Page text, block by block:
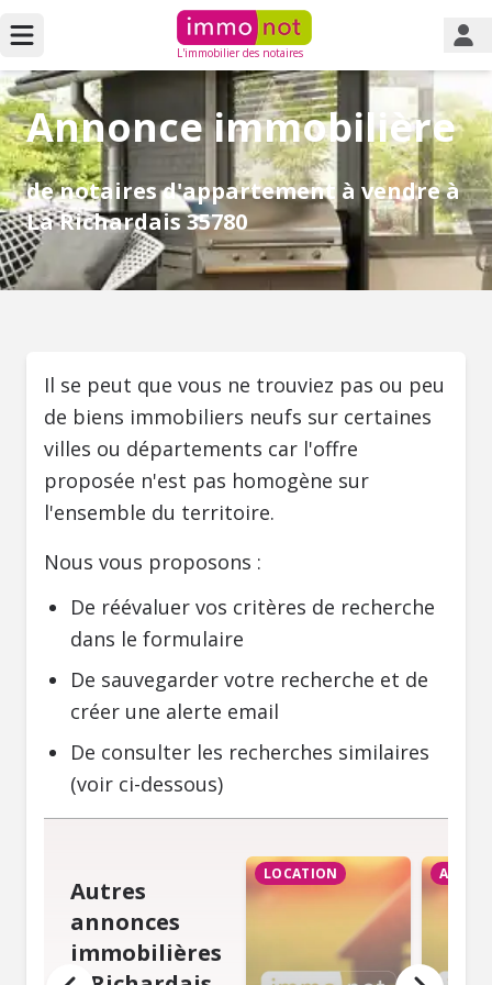
L'immobilier des notaires
Annonce immobilière
de notaires d'appartement à vendre à
La Richardais 35780
Il se peut que vous ne trouviez pas ou peu
de biens immobiliers neufs sur certaines
villes ou départements car l'offre
proposée n'est pas homogène sur
l'ensemble du territoire.
Nous vous proposons :
De réévaluer vos critères de recherche
dans le formulaire
De sauvegarder votre recherche et de
créer une alerte email
De consulter les recherches similaires
(voir ci-dessous)
Autres
annonces
immobilières
LOCATION ACHAT